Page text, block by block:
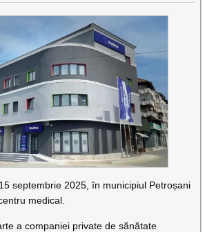
septembrie 2025, în municipiul Petroșani
medical.
a companiei private de sănătate